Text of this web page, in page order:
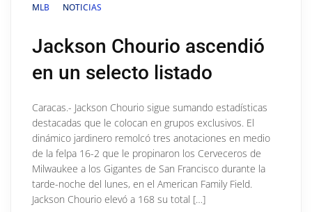
MLB NOTICIAS
Jackson Chourio ascendió
en un selecto listado
Caracas.- Jackson Chourio sigue sumando estadísticas
destacadas que le colocan en grupos exclusivos. El
dinámico jardinero remolcó tres anotaciones en medio
de la felpa 16-2 que le propinaron los Cerveceros de
Milwaukee a los Gigantes de San Francisco durante la
tarde-noche del lunes, en el American Family Field.
Jackson Chourio elevó a 168 su total […]